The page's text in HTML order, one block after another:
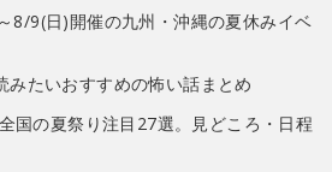
8/9(日)開催の九州・沖縄の夏休みイベ
みたいおすすめの怖い話まとめ
国の夏祭り注目27選。見どころ・日程